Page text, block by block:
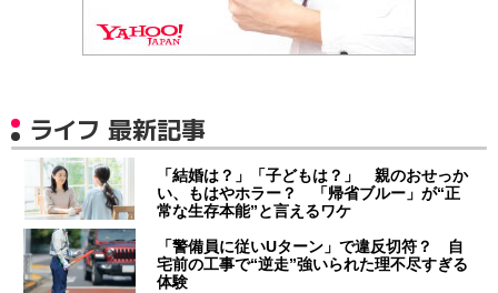
ライフ 最新記事
「結婚は？」「子どもは？」 親のおせっか
い、もはやホラー？ 「帰省ブルー」が“正
常な生存本能”と言えるワケ
「警備員に従いUターン」で違反切符？ 自
宅前の工事で“逆走”強いられた理不尽すぎる
体験